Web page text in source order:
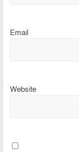
Email
Website